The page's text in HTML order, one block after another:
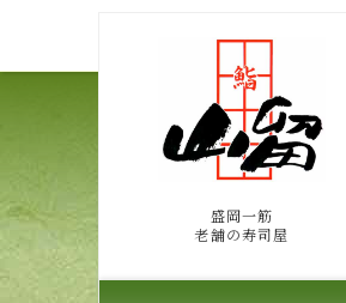
盛岡一筋
老舗の寿司屋